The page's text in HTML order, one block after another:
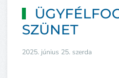
SZÜNET
2025. június 25. szerda